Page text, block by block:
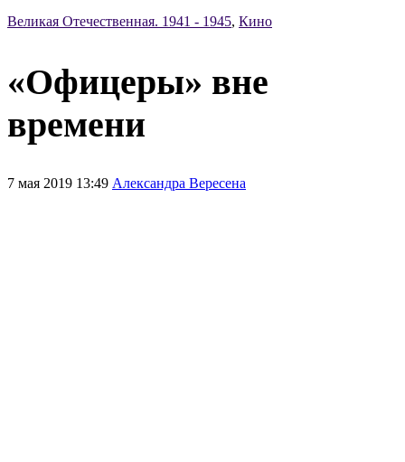
Великая Отечественная. 1941 - 1945, Кино
«Офицеры» вне
времени
7 мая 2019 13:49 Александра Вересена